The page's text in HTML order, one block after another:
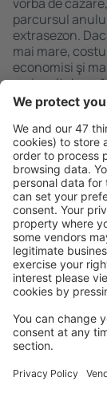
parcursul
extrasezon.
mai mare,
economisi şi
mai mult de o
Caută
Ofertă
Prețuri
conectați.
Cazarea